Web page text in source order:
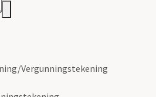
Vergunningstekening